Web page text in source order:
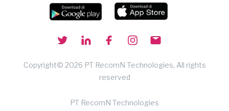
Copyright© 2026 PT RecomN Technologies, All rights
reserved
PT RecomN Technologies